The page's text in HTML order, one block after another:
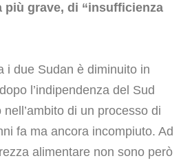
più grave, di “insufficienza
i due Sudan è diminuito in
l’indipendenza del Sud
di un processo di
fa ma ancora incompiuto. Ad
alimentare non sono però